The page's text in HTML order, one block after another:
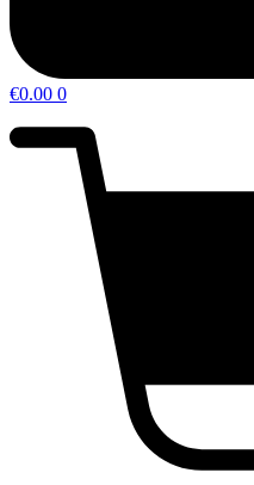
€0.00 0